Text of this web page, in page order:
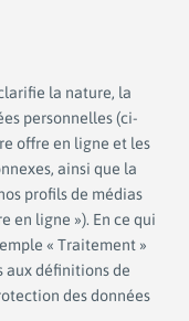
la nature, la
personnelles (ci-
offre en ligne et les
ainsi que la
profils de médias
en ligne »). En ce qui
« Traitement »
aux définitions de
des données